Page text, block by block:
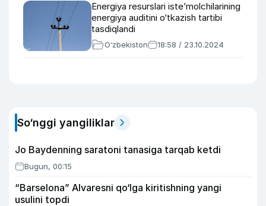
Energiya resurslari isteʼmolchilarining
energiya auditini o‘tkazish tartibi
tasdiqlandi
O‘zbekiston 18:58 / 23.10.2024
So‘nggi yangiliklar
Jo Baydenning saratoni tanasiga tarqab ketdi
Bugun, 00:15
“Barselona” Alvaresni qo‘lga kiritishning yangi
usulini topdi